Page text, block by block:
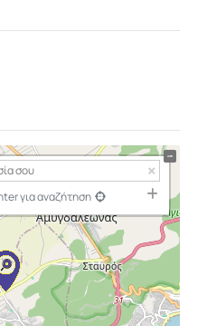
για αναζήτηση